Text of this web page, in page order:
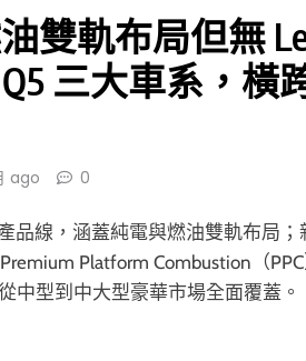
雙軌布局但無
三大車系，橫
ago 0
品線，涵蓋純電與燃油雙軌布局
Platform Combustion（
中型到中大型豪華市場全面覆蓋。